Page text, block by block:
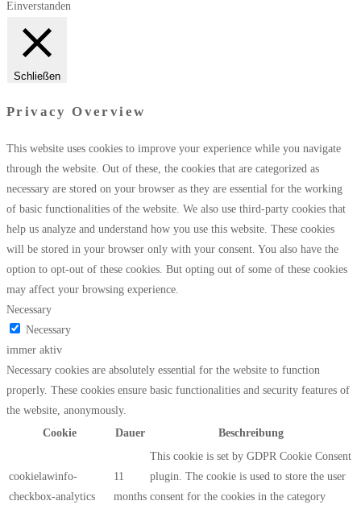
Einverstanden
Schließen
Privacy Overview
This website uses cookies to improve your experience while you navigate
through the website. Out of these, the cookies that are categorized as
necessary are stored on your browser as they are essential for the working
of basic functionalities of the website. We also use third-party cookies that
help us analyze and understand how you use this website. These cookies
will be stored in your browser only with your consent. You also have the
option to opt-out of these cookies. But opting out of some of these cookies
may affect your browsing experience.
Necessary
Necessary
immer aktiv
Necessary cookies are absolutely essential for the website to function
properly. These cookies ensure basic functionalities and security features of
the website, anonymously.
Cookie
Dauer Beschreibung
cookielawinfo-
checkbox-analytics
11
months
This cookie is set by GDPR Cookie Consent
plugin. The cookie is used to store the user
consent for the cookies in the category